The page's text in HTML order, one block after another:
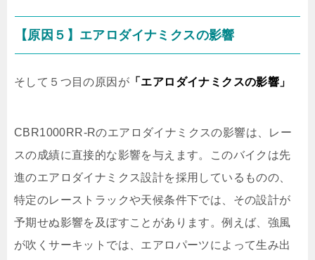
【原因５】エアロダイナミクスの影響
そして５つ目の原因が 「エアロダイナミクスの影響」
CBR1000RR-Rのエアロダイナミクスの影響は、レー
スの成績に直接的な影響を与えます。このバイクは先
進のエアロダイナミクス設計を採用しているものの、
特定のレーストラックや天候条件下では、その設計が
予期せぬ影響を及ぼすことがあります。例えば、強風
が吹くサーキットでは、エアロパーツによって生み出